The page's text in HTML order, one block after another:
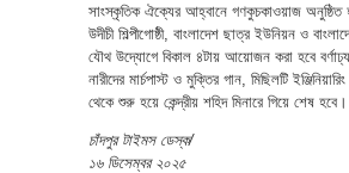
সাংস্কৃতিক ঐক্যের আহ্বানে গণকুচকাওয়াজ অনুষ্ঠিত
উদীচী শিল্পীগোষ্ঠী, বাংলাদেশ ছাত্র ইউনিয়ন ও
যৌথ উদ্যোগে বিকাল ৪টায় আয়োজন করা হবে বর্ণাঢ্য
নারীদের মার্চপাস্ট ও মুক্তির গান, মিছিলটি
থেকে শুরু হয়ে কেন্দ্রীয় শহিদ মিনারে গিয়ে শেষ হবে।
চাঁদপুর টাইমস ডেস্ক/
১৬ ডিসেম্বর ২০২৫